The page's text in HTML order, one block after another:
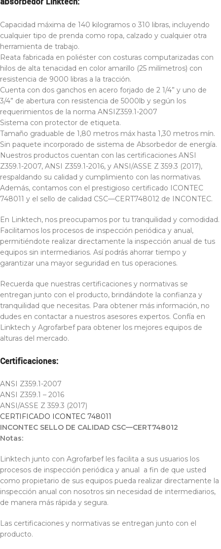
Capacidad máxima de 140 kilogramos o 310 libras, incluyendo
cualquier tipo de prenda como ropa, calzado y cualquier otra
herramienta de trabajo.
Reata fabricada en poliéster con costuras computarizadas con
hilos de alta tenacidad en color amarillo (25 milímetros) con
resistencia de 9000 libras a la tracción.
Cuenta con dos ganchos en acero forjado de 2 1/4” y uno de
3/4” de abertura con resistencia de 5000lb y según los
requerimientos de la norma ANSIZ359.1-2007
Sistema con protector de etiqueta.
Tamaño graduable de 1,80 metros máx hasta 1,30 metros mín.
Sin paquete incorporado de sistema de Absorbedor de energía.
Nuestros productos cuentan con las certificaciones ANSI
Z359.1-2007, ANSI Z359.1-2016, y ANSI/ASSE Z 359.3 (2017),
respaldando su calidad y cumplimiento con las normativas.
Además, contamos con el prestigioso certificado ICONTEC
748011 y el sello de calidad CSC—CERT748012 de INCONTEC.
En Linktech, nos preocupamos por tu tranquilidad y comodidad.
Facilitamos los procesos de inspección periódica y anual,
permitiéndote realizar directamente la inspección anual de tus
equipos sin intermediarios. Así podrás ahorrar tiempo y
garantizar una mayor seguridad en tus operaciones.
Recuerda que nuestras certificaciones y normativas se
entregan junto con el producto, brindándote la confianza y
tranquilidad que necesitas. Para obtener más información, no
dudes en contactar a nuestros asesores expertos. Confía en
Linktech y Agrofarbef para obtener los mejores equipos de
alturas del mercado.
Certificaciones:
ANSI Z359.1-2007
ANSI Z359.1 – 2016
ANSI/ASSE Z 359.3 (2017)
CERTIFICADO ICONTEC 748011
INCONTEC SELLO DE CALIDAD CSC—CERT748012
Notas:
Linktech junto con Agrofarbef les facilita a sus usuarios los
procesos de inspección periódica y anual a fin de que usted
como propietario de sus equipos pueda realizar directamente la
inspección anual con nosotros sin necesidad de intermediarios,
de manera más rápida y segura.
Las certificaciones y normativas se entregan junto con el
producto.